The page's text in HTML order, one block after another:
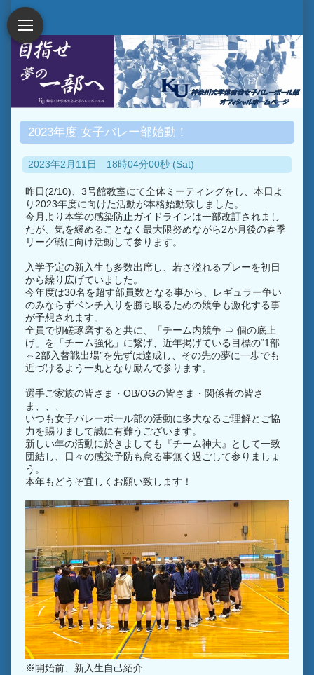
2023年度 女子バレー部始動！
2023年2月11日 18時04分00秒 (Sat)
昨日(2/10)、3号館教室にて全体ミーティングをし、本日よ
り2023年度に向けた活動が本格始動致しました。
今月より本学の感染防止ガイドラインは一部改訂されまし
たが、気を緩めることなく最大限努めながら2か月後の春季
リーグ戦に向け活動して参ります。
入学予定の新入生も多数出席し、若さ溢れるプレーを初日
から繰り広げていました。
今年度は30名を超す部員数となる事から、レギュラー争い
のみならずベンチ入りを勝ち取るための競争も激化する事
が予想されます。
全員で切磋琢磨すると共に、「チーム内競争 ⇒ 個の底上
げ」を「チーム強化」に繋げ、近年掲げている目標の“1部
⇔2部入替戦出場”を先ずは達成し、その先の夢に一歩でも
近づけるよう一丸となり励んで参ります。
選手ご家族の皆さま・OB/OGの皆さま・関係者の皆さ
ま、、、
いつも女子バレーボール部の活動に多大なるご理解とご協
力を賜りまして誠に有難うございます。
新しい年の活動に於きましても『チーム神大』として一致
団結し、日々の感染予防も怠る事無く過ごして参りましょ
う。
本年もどうぞ宜しくお願い致します！
※開始前、新入生自己紹介